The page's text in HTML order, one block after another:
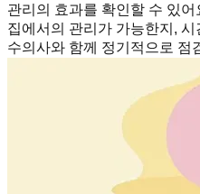
관리의 효과를 확인할 수 있어
집에서의 관리가 가능한지,
수의사와 함께 정기적으로 점